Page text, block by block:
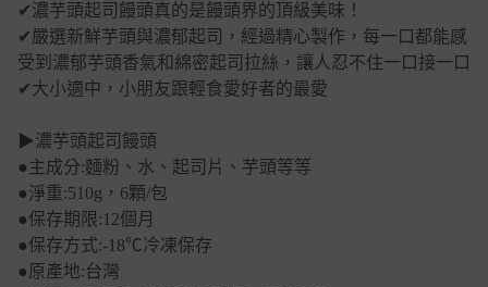
✔濃芋頭起司饅頭真的是饅頭界的頂級美味！
✔嚴選新鮮芋頭與濃郁起司，經過精心製作，每一口都能感
受到濃郁芋頭香氣和綿密起司拉絲，讓人忍不住一口接一口
✔大小適中，小朋友跟輕食愛好者的最愛
▶濃芋頭起司饅頭
●主成分:麵粉、水、起司片、芋頭等等
●淨重:510g，6顆/包
●保存期限:12個月
●保存方式:-18℃冷凍保存
●原產地:台灣